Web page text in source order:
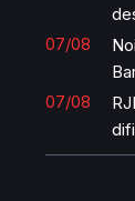
07/08
07/08